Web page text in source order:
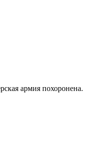
армия похоронена.